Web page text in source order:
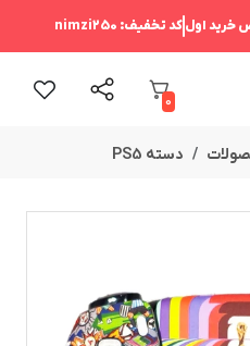
اولکد تخفیف: nimzi250
0
دسته PS5